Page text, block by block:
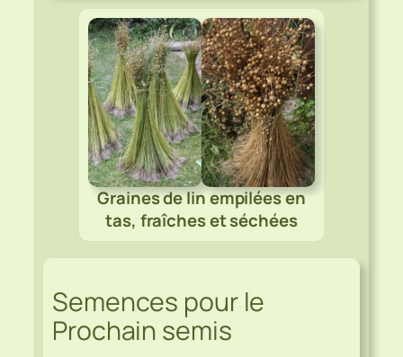
Graines de lin empilées en
tas, fraîches et séchées
Semences pour le
Prochain semis